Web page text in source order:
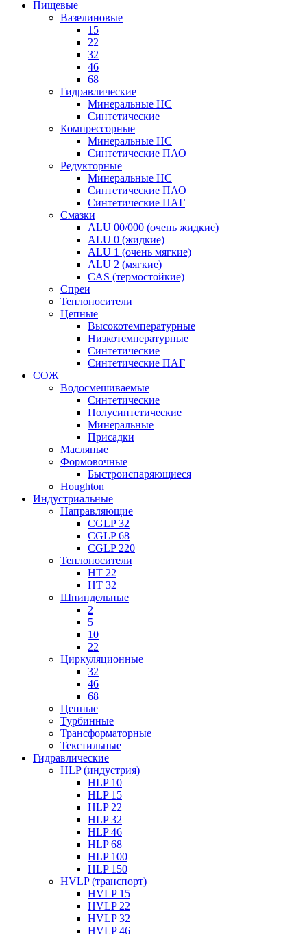
Пищевые
Вазелиновые
15
22
32
46
68
Гидравлические
Минеральные HC
Синтетические
Компрессорные
Минеральные HC
Синтетические ПАО
Редукторные
Минеральные HC
Синтетические ПАО
Синтетические ПАГ
Смазки
ALU 00/000 (очень жидкие)
ALU 0 (жидкие)
ALU 1 (очень мягкие)
ALU 2 (мягкие)
CAS (термостойкие)
Спреи
Теплоносители
Цепные
Высокотемпературные
Низкотемпературные
Синтетические
Синтетические ПАГ
СОЖ
Водосмешиваемые
Синтетические
Полусинтетические
Минеральные
Присадки
Масляные
Формовочные
Быстроиспаряющиеся
Houghton
Индустриальные
Направляющие
CGLP 32
CGLP 68
CGLP 220
Теплоносители
HT 22
HT 32
Шпиндельные
2
5
10
22
Циркуляционные
32
46
68
Цепные
Турбинные
Трансформаторные
Текстильные
Гидравлические
HLP (индустрия)
HLP 10
HLP 15
HLP 22
HLP 32
HLP 46
HLP 68
HLP 100
HLP 150
HVLP (транспорт)
HVLP 15
HVLP 22
HVLP 32
HVLP 46